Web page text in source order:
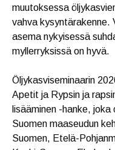
muutoksessa
vahva kysyntärakenne.
asema nykyisessä
myllerryksissä on hyvä.
Öljykasviseminaarin
Apetit ja Rypsin ja
lisääminen -hanke,
Suomen maaseudun
Suomen, Etelä-